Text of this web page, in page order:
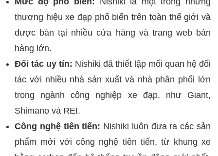
thương hiệu xe đạp phổ biến trên toàn thế giới và
được bán tại nhiều cửa hàng và trang web bán
hàng lớn.
Đối tác uy tín: Nishiki đã thiết lập mối quan hệ đối
tác với nhiều nhà sản xuất và nhà phân phối lớn
trong ngành công nghiệp xe đạp, như Giant,
Shimano và REI.
Công nghệ tiên tiến: Nishiki luôn đưa ra các sản
phẩm mới với công nghệ tiên tiến, từ khung xe